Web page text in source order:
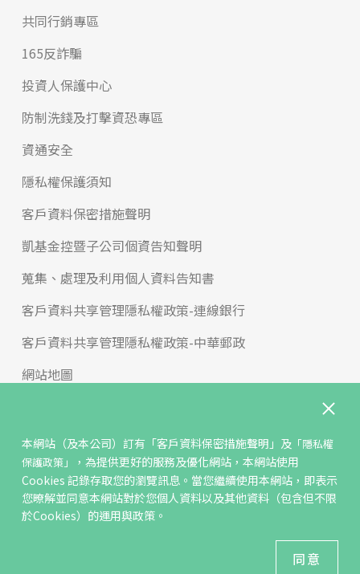
本網站（及本公司）訂有 「客戶資料保密措施聲明」 及「隱私權
保護政策」
，為提供更好的服務及優化網站，本網站使用
Cookies 記錄存取您的瀏覽訊息。當您繼續使用本網站，即表示
您暸解並同意本網站對於您個人資料以及其他資料（包含但不限
於Cookies）的運用與政策。
同意
共同行銷專區
165反詐騙
投資人保護中心
防制洗錢及打擊資恐專區
資通安全
隱私權保護須知
客戶資料保密措施聲明
凱基金控暨子公司個資告知聲明
蒐集、處理及利用個人資料告知書
客戶資料共享管理隱私權政策-連線銀行
客戶資料共享管理隱私權政策-中華郵政
網站地圖
免責聲明
聯絡我們
反詐騙專區